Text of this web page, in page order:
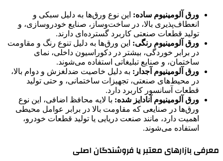
ورق آلومینیوم ساده: این نوع ورق‌ها به دلیل سبکی و
انعطاف‌پذیری بالا، در ساخت‌وساز، صنایع خودروسازی، و
تولید قطعات صنعتی کاربرد گسترده‌ای دارند.
ورق آلومینیوم رنگی: این ورق‌ها به دلیل تنوع رنگ و مقاومت
در برابر خوردگی، بیشتر در دکوراسیون داخلی، نمای
ساختمان، و صنایع تبلیغاتی استفاده می‌شوند.
ورق آلومینیوم آجدار: به دلیل خاصیت ضدلغزش و دوام بالا،
در محیط‌های صنعتی، تجهیزات ساختمانی، و حتی تولید
قطعات آسانسور کاربرد دارد.
ورق آلومینیوم آنادایز شده: با لایه محافظ اضافی، این نوع
ورق‌ها در صنایعی که مقاومت بالا در برابر عوامل محیطی
اهمیت دارد، مانند صنعت دریایی یا تولید قطعات خودرو،
استفاده می‌شوند.
معرفی بازارهای معتبر یا فروشندگان اصلی